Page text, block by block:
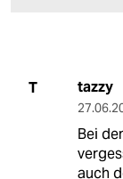
T tazzy
Bei
auch